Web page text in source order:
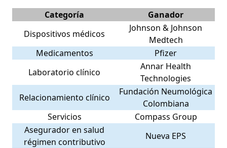
Categoría
Ganador
Dispositivos médicos
Johnson & Johnson
Medtech
Medicamentos
Pfizer
Laboratorio clínico
Annar Health
Technologies
Relacionamiento clínico
Fundación Neumológica
Colombiana
Servicios
Compass Group
Asegurador en salud
régimen contributivo
Nueva EPS